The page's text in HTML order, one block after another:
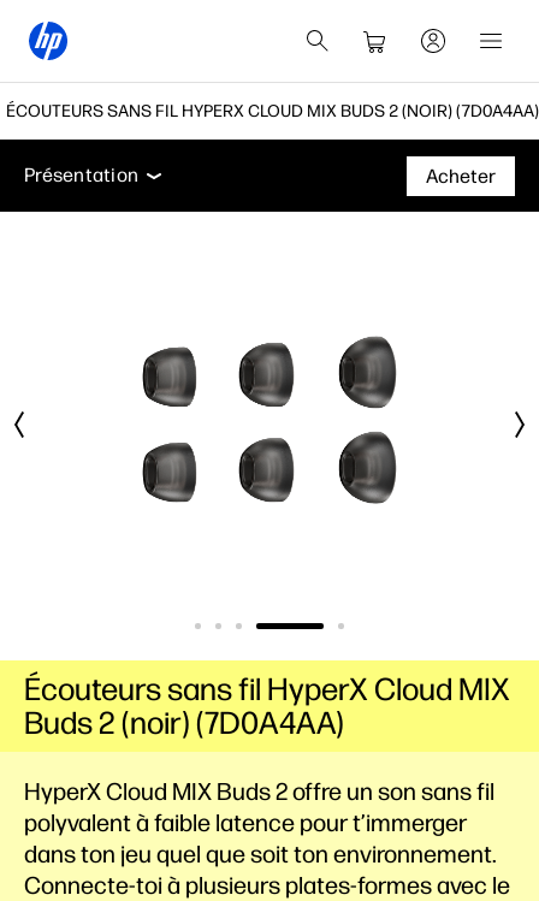
ÉCOUTEURS SANS FIL HYPERX CLOUD MIX BUDS 2 (NOIR) (7D0A4AA)
Présentation Accessoires
Assistance
Présentation
Acheter
HyperX Cloud MIX Buds 2 offre un son sans fil
polyvalent à faible latence pour t’immerger
dans ton jeu quel que soit ton environnement.
Connecte-toi à plusieurs plates-formes avec le
Écouteurs sans fil HyperX Cloud MIX
Buds 2 (noir) (7D0A4AA)